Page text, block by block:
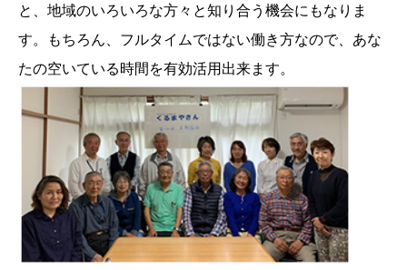
と、地域のいろいろな方々と知り合う機会にもなりま
す。もちろん、フルタイムではない働き方なので、あな
たの空いている時間を有効活用出来ます。